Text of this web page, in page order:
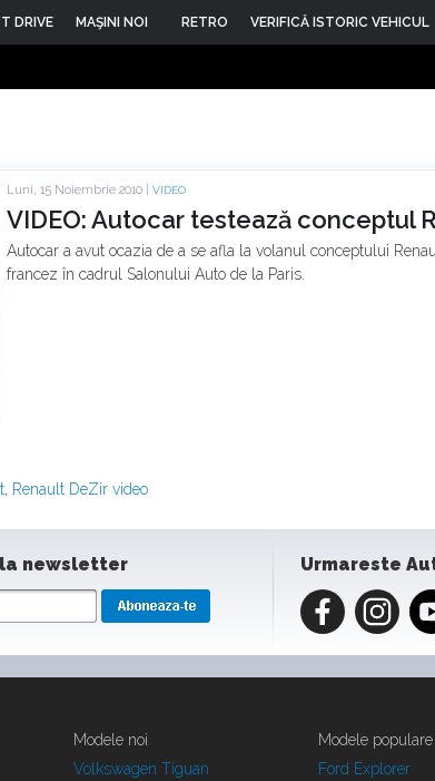
DRIVE MAŞINI NOI RETRO VERIFICĂ ISTORIC VEHICUL
Luni, 15 Noiembrie 2010 | VIDEO
VIDEO: Autocar testează conceptul
Autocar a avut ocazia de a se afla la volanul conceptului
francez în cadrul Salonului Auto de la Paris.
, Renault DeZir video
newsletter Urmareste
Modele noi
Volkswagen Tiguan
Modele populare
Ford Explorer